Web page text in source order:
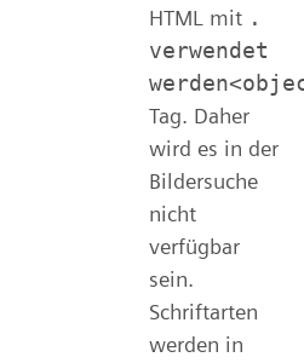
HTML mit .
verwendet
Tag. Daher
wird es in der
Bildersuche
nicht
verfügbar
sein.
Schriftarten
werden in